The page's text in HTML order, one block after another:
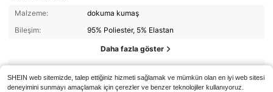
Malzeme:
dokuma kumaş
Bileşim:
95% Poliester, 5% Elastan
Daha fazla göster
SHEIN web sitemizde, talep ettiğiniz hizmeti sağlamak ve mümkün olan en iyi web sitesi
deneyimini sunmayı amaçlamak için çerezler ve benzer teknolojiler kullanıyoruz.